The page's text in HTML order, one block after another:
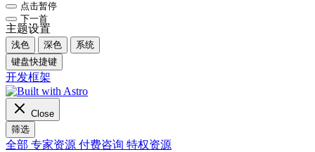
点击暂停
下一首
主题设置
浅色 深色
系统
键盘快捷键
开发框架
Close
筛选
全部 专家资源 付费咨询 特权资源